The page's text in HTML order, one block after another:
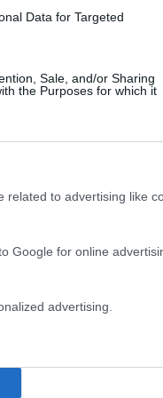
Data for Targeted
Sale, and/or Sharing
the Purposes for which it
related to advertising like
Google for online
advertising.
τα τελευταία νέατης
Πιο
87 Βγήκαν
71
να
ραντεβού
επειδή